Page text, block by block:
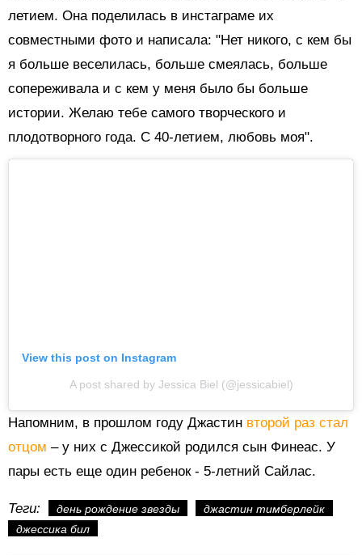
летием. Она поделилась в инстаграме их
совместными фото и написала: "Нет никого, с кем бы
я больше веселилась, больше смеялась, больше
сопереживала и с кем у меня было бы больше
истории. Желаю тебе самого творческого и
плодотворного года. С 40-летием, любовь моя".
View this post on Instagram
A post shared by Jessica Biel (@jessicabiel)
Напомним, в прошлом году Джастин второй раз стал
отцом – у них с Джессикой родился сын Финеас. У
пары есть еще один ребенок - 5-летний Сайлас.
Теги: день рождение звезды
джастин тимберлейк
джессика бил